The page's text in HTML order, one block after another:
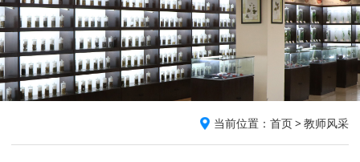
当前位置： 首页>教师风采